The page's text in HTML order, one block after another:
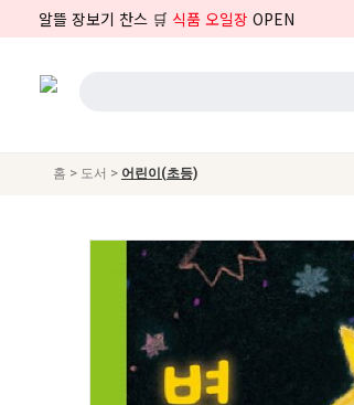
알뜰 장보기 찬스 🛒 식품 오일장 OPEN
홈 > 도서 > 어린이(초등)